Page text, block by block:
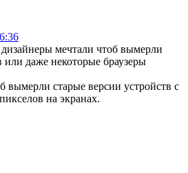
мечтали чтоб вымерли
или даже некоторые браузеры
вымерли старые версии устройств с
на экранах.